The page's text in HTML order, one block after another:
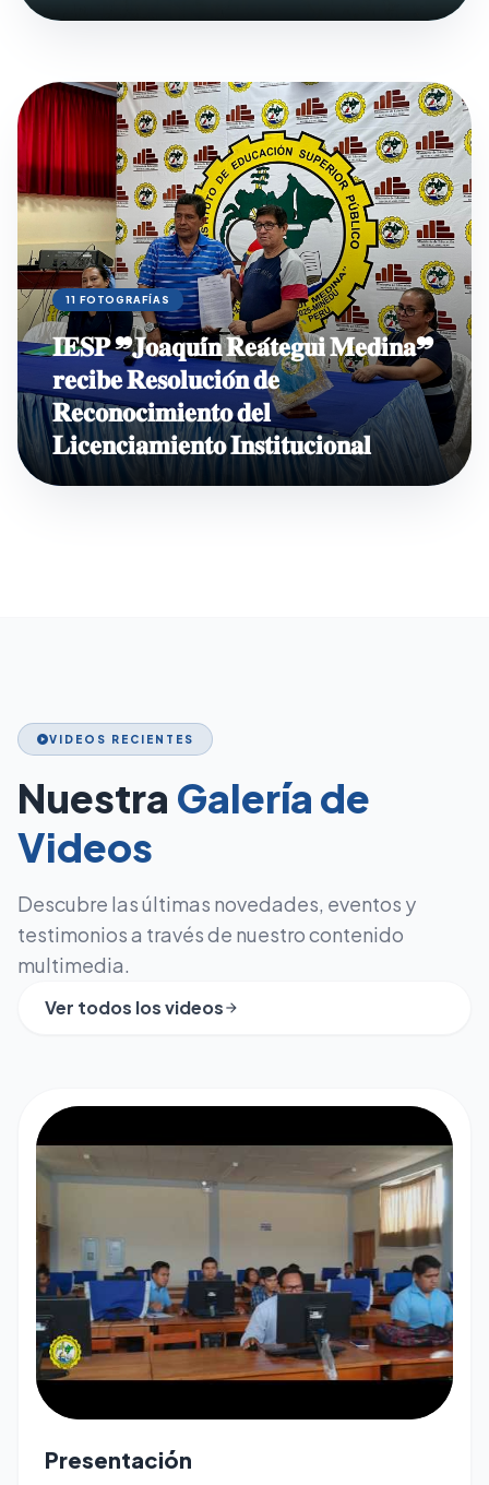
11 FOTOGRAFÍAS
𝐈𝐄𝐒𝐏 ❞𝐉𝐨𝐚𝐪𝐮𝐢́𝐧 𝐑𝐞𝐚́𝐭𝐞𝐠𝐮𝐢 𝐌𝐞𝐝𝐢𝐧𝐚❞
𝐫𝐞𝐜𝐢𝐛𝐞 𝐑𝐞𝐬𝐨𝐥𝐮𝐜𝐢𝐨́𝐧 𝐝𝐞
𝐑𝐞𝐜𝐨𝐧𝐨𝐜𝐢𝐦𝐢𝐞𝐧𝐭𝐨 𝐝𝐞𝐥
𝐋𝐢𝐜𝐞𝐧𝐜𝐢𝐚𝐦𝐢𝐞𝐧𝐭𝐨 𝐈𝐧𝐬𝐭𝐢𝐭𝐮𝐜𝐢𝐨𝐧𝐚𝐥
play_circleVIDEOS RECIENTES
Nuestra Galería de
Videos
Descubre las últimas novedades, eventos y
testimonios a través de nuestro contenido
multimedia.
Ver todos los videos arrow_forward
play_arrow
Presentación